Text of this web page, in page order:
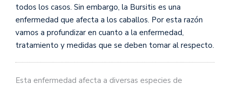
todos los casos. Sin embargo, la Bursitis es una
enfermedad que afecta a los caballos. Por esta razón
vamos a profundizar en cuanto a la enfermedad,
tratamiento y medidas que se deben tomar al respecto.
Esta enfermedad afecta a diversas especies de